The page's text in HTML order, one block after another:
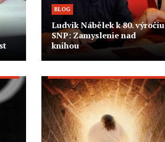
BLOG
Ludvik Nábělek k 80. výročiu
SNP: Zamyslenie nad
knihou